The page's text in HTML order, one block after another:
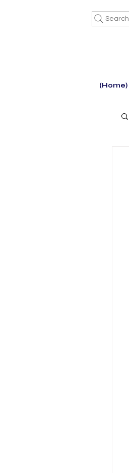
Search